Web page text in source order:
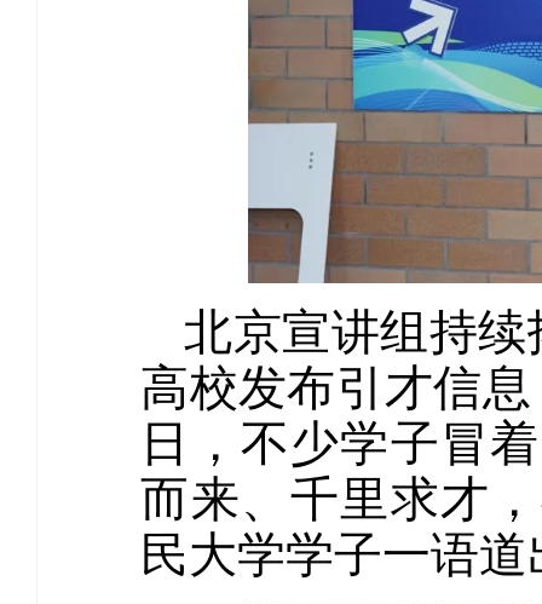
北京宣讲组持
高校发布引才信
日，不少学子冒
而来、千里求才
民大学学子一语